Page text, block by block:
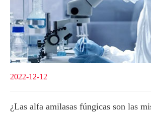
2022-12-12
¿Las alfa amilasas fúngicas son las